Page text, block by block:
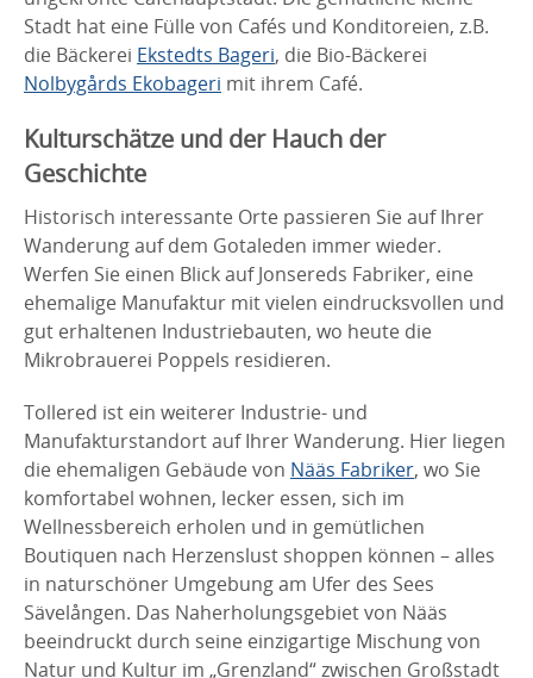
Stadt hat eine Fülle von Cafés und Konditoreien, z.B.
die Bäckerei Ekstedts Bageri, die Bio-Bäckerei
Nolbygårds Ekobageri mit ihrem Café.
Kulturschätze und der Hauch der
Geschichte
Historisch interessante Orte passieren Sie auf Ihrer
Wanderung auf dem Gotaleden immer wieder.
Werfen Sie einen Blick auf Jonsereds Fabriker, eine
ehemalige Manufaktur mit vielen eindrucksvollen und
gut erhaltenen Industriebauten, wo heute die
Mikrobrauerei Poppels residieren.
Tollered ist ein weiterer Industrie- und
Manufakturstandort auf Ihrer Wanderung. Hier liegen
die ehemaligen Gebäude von Nääs Fabriker, wo Sie
komfortabel wohnen, lecker essen, sich im
Wellnessbereich erholen und in gemütlichen
Boutiquen nach Herzenslust shoppen können – alles
in naturschöner Umgebung am Ufer des Sees
Sävelången. Das Naherholungsgebiet von Nääs
beeindruckt durch seine einzigartige Mischung von
Natur und Kultur im „Grenzland“ zwischen Großstadt